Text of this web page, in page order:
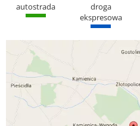
autostrada
droga
ekspresowa